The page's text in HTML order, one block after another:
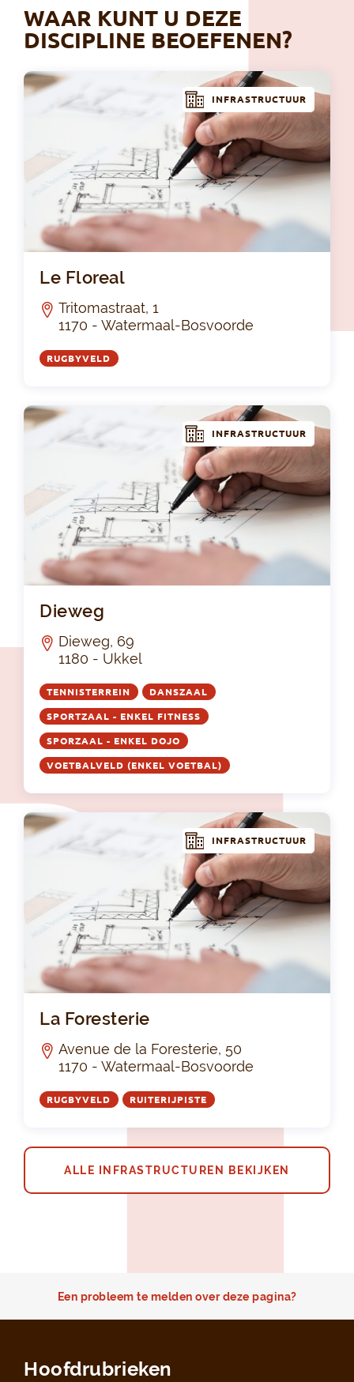
WAAR KUNT U DEZE
DISCIPLINE BEOEFENEN?
INFRASTRUCTUUR
Le Floreal
Tritomastraat, 1
1170 - Watermaal-Bosvoorde
RUGBYVELD
INFRASTRUCTUUR
Dieweg
Dieweg, 69
1180 - Ukkel
TENNISTERREIN DANSZAAL
SPORTZAAL - ENKEL FITNESS
SPORZAAL - ENKEL DOJO
VOETBALVELD (ENKEL VOETBAL)
INFRASTRUCTUUR
La Foresterie
Avenue de la Foresterie, 50
1170 - Watermaal-Bosvoorde
RUGBYVELD RUITERIJPISTE
ALLE INFRASTRUCTUREN BEKIJKEN
Een probleem te melden over deze pagina?
Hoofdrubrieken